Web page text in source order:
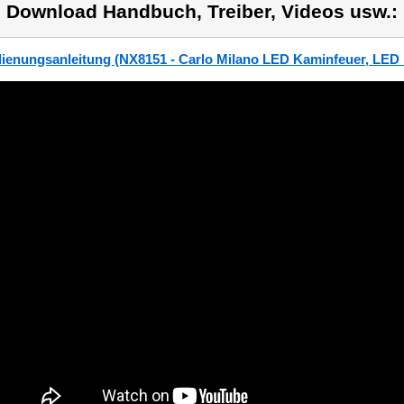
Download Handbuch, Treiber, Videos usw.:
(NX8151 - Carlo Milano LED Kaminfeuer,